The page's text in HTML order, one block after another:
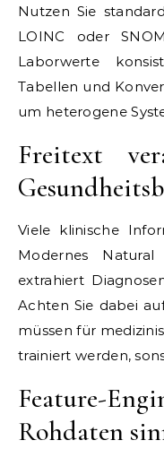
Nutzen Sie
LOINC oder
Laborwerte
Tabellen und
um heterogene
Freitext
Viele klinische
Modernes Natural
extrahiert
Achten Sie dabei
müssen für
trainiert werden,
Feature-
Rohdaten